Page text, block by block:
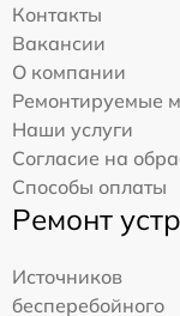
Контакты
Вакансии
О компании
Ремонтируемые
Наши услуги
Согласие на
Способы оплаты
Ремонт
Источников
бесперебойного